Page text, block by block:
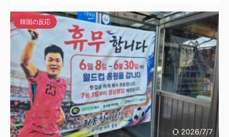
2026/7/7
韓国の反応